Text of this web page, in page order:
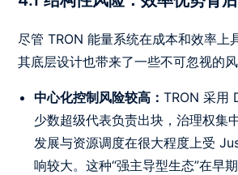
尽管 TRON 能量系统在成本和效率上
其底层设计也带来了一些不可忽视的风
中心化控制风险较高：TRON 采用
少数超级代表负责出块，治理权集
发展与资源调度在很大程度上受
响较大。这种“强主导型生态”在早